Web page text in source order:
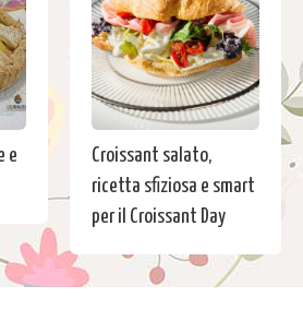
e
Croissant salato,
ricetta sfiziosa e smart
per il Croissant Day